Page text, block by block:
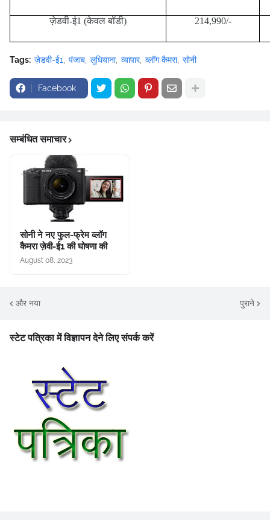
ज़ेडवी-ई1 (केवल बॉडी) 214,990/-
Tags: ज़ेडवी-ई1 पंजाब लुधियाना व्यापार व्लॉग कैमरा सोनी
Facebook
सम्बंधित समाचार
सोनी ने नए फुल-फ्रेम व्लॉग
कैमरा ज़ेवी-ई1 की घोषणा की
August 08, 2023
और नया पुराने
स्टेट पत्रिका में विज्ञापन देने लिए संपर्क करें